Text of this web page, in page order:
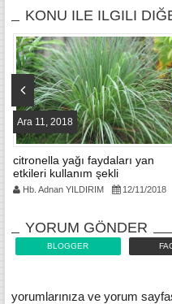
KONU ILE ILGILI
Ara 11, 2018
citronella yağı faydaları yan
etkileri kullanım şekli
Hb. Adnan YILDIRIM 12/11/2018
YORUM GÖNDER
BLOGGER
yorumlarınıza ve yorum